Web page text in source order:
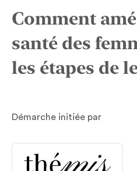
Comment
santé des
les étapes de
Démarche initiée par